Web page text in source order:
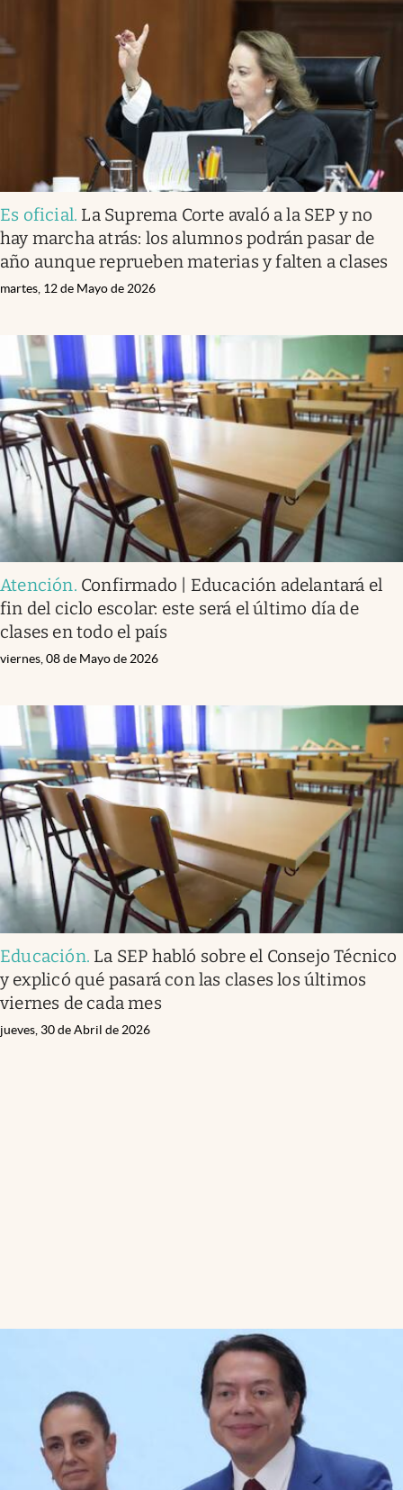
Es oficial. La Suprema Corte avaló a la SEP y no
hay marcha atrás: los alumnos podrán pasar de
año aunque reprueben materias y falten a clases
martes, 12 de Mayo de 2026
Atención. Confirmado | Educación adelantará el
fin del ciclo escolar: este será el último día de
clases en todo el país
viernes, 08 de Mayo de 2026
Educación. La SEP habló sobre el Consejo Técnico
y explicó qué pasará con las clases los últimos
viernes de cada mes
jueves, 30 de Abril de 2026